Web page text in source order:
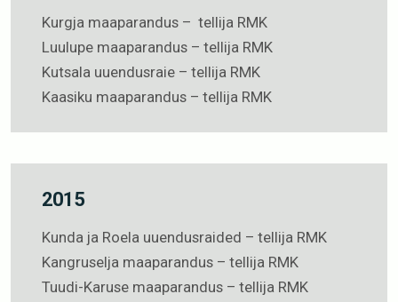
Kurgja maaparandus – tellija RMK
Luulupe maaparandus – tellija RMK
Kutsala uuendusraie – tellija RMK
Kaasiku maaparandus – tellija RMK
2015
Kunda ja Roela uuendusraided – tellija RMK
Kangruselja maaparandus – tellija RMK
Tuudi-Karuse maaparandus – tellija RMK